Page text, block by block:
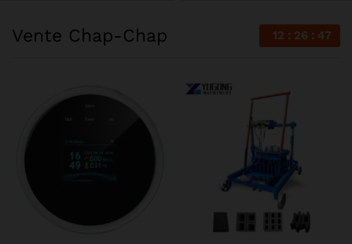
Vente Chap-Chap 12 26 46